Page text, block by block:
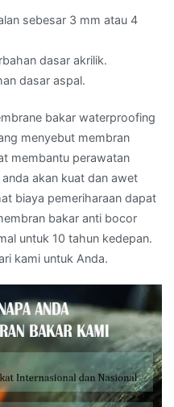
sebesar 3 mm atau 4
dasar akrilik.
dasar aspal.
bakar waterproofing
menyebut membran
membantu perawatan
akan kuat dan awet
biaya pemeriharaan dapat
bakar anti bocor
untuk 10 tahun kedepan.
kami untuk Anda.